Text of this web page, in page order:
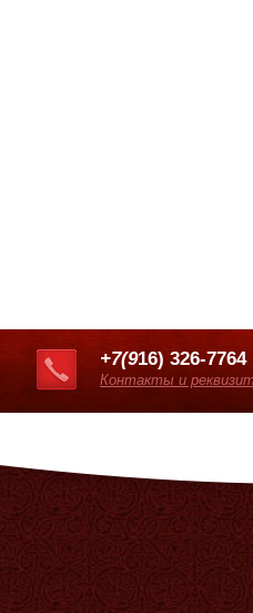
+7(916) 326-7764
Контакты и